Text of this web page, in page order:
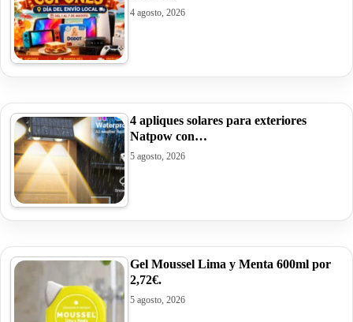
4 agosto, 2026
4 apliques solares para exteriores
Natpow con…
5 agosto, 2026
Gel Moussel Lima y Menta 600ml por
2,72€.
5 agosto, 2026